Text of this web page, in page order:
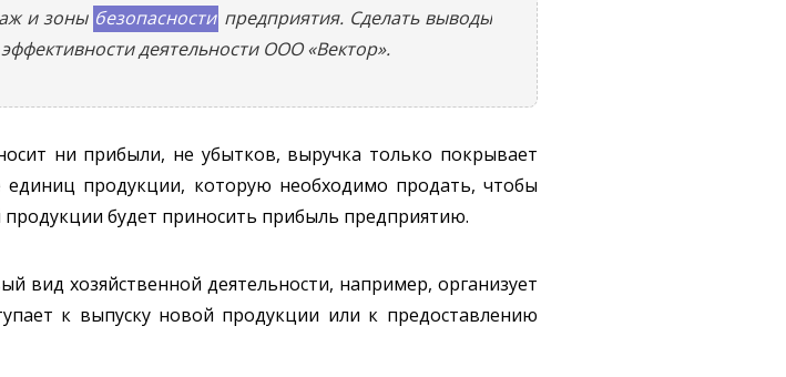
и зоны безопасности предприятия. Сделать выводы
деятельности ООО «Вектор».
ни прибыли, не убытков, выручка только покрывает
продукции, которую необходимо продать, чтобы
будет приносить прибыль предприятию.
вид хозяйственной деятельности, например, организует
к выпуску новой продукции или к предоставлению